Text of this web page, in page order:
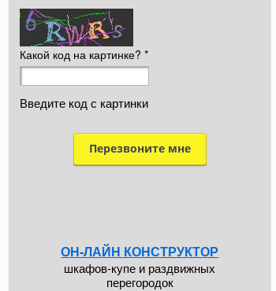
Какой код на картинке? *
Введите код с картинки
ОН-ЛАЙН КОНСТРУКТОР
шкафов-купе и раздвижных
перегородок